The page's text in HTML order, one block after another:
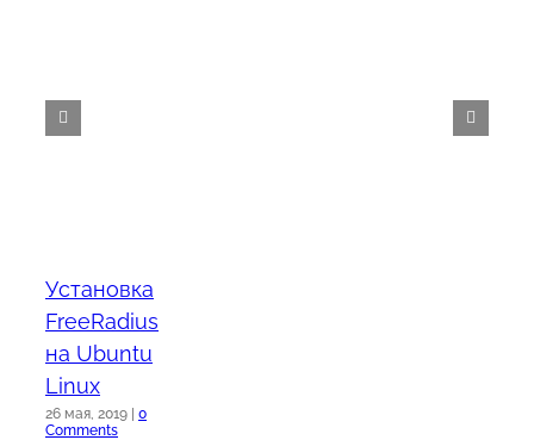
Установка
FreeRadius
на Ubuntu
Linux
26 мая, 2019 | 0
Comments